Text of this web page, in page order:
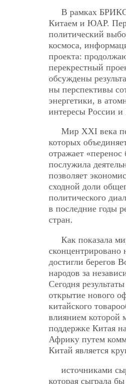
В рамках БРИКС
Китаем и ЮАР.
политический
космоса,
проекта:
перекрестный
обсуждены
ны перспективы
энергетики, в
интересы России
Мир XXI века
которых
отражает
послужила
позволяет
сходной доли
политического
в последние годы
стран.
Как показала
сконцентрировано
достигли берегов
народов за
Сегодня
открытие нового
китайского
влиянием которой
поддержке Китая
Африку путем
Китай является
источниками
которая сыграла